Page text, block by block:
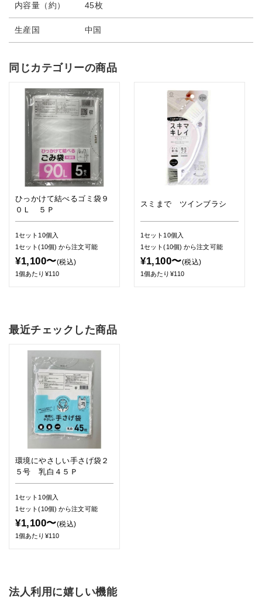
内容量（約） 45枚
生産国 中国
同じカテゴリーの商品
ひっかけて結べるゴミ袋９
０Ｌ ５Ｐ
1セット10個入
1セット(10個)から注文可能
¥1,100〜(税込)
1個あたり¥110
スミまで ツインブラシ
1セット10個入
1セット(10個)から注文可能
¥1,100〜(税込)
1個あたり¥110
最近チェックした商品
環境にやさしい手さげ袋２
５号 乳白４５Ｐ
1セット10個入
1セット(10個)から注文可能
¥1,100〜(税込)
1個あたり¥110
法人利用に嬉しい機能